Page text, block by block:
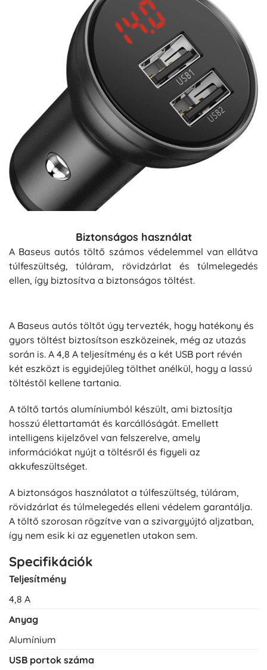
Biztonságos használat
A Baseus autós töltő számos védelemmel van ellátva
túlfeszültség, túláram, rövidzárlat és túlmelegedés
ellen, így biztosítva a biztonságos töltést.
A Baseus autós töltőt úgy tervezték, hogy hatékony és
gyors töltést biztosítson eszközeinek, még az utazás
során is. A 4,8 A teljesítmény és a két USB port révén
két eszközt is egyidejűleg tölthet anélkül, hogy a lassú
töltéstől kellene tartania.
A töltő tartós alumíniumból készült, ami biztosítja
hosszú élettartamát és karcállóságát. Emellett
intelligens kijelzővel van felszerelve, amely
információkat nyújt a töltésről és figyeli az
akkufeszültséget.
A biztonságos használatot a túlfeszültség, túláram,
rövidzárlat és túlmelegedés elleni védelem garantálja.
A töltő szorosan rögzítve van a szivargyújtó aljzatban,
így nem esik ki az egyenetlen utakon sem.
Specifikációk
Teljesítmény
4,8 A
Anyag
Alumínium
USB portok száma